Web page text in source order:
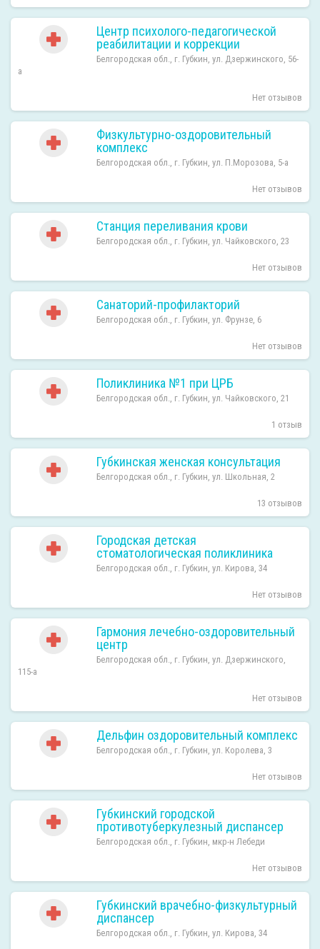
Центр психолого-педагогической
реабилитации и коррекции
Белгородская обл., г. Губкин, ул. Дзержинского, 56-
а
Нет отзывов
Физкультурно-оздоровительный
комплекс
Белгородская обл., г. Губкин, ул. П.Морозова, 5-а
Нет отзывов
Станция переливания крови
Белгородская обл., г. Губкин, ул. Чайковского, 23
Нет отзывов
Санаторий-профилакторий
Белгородская обл., г. Губкин, ул. Фрунзе, 6
Нет отзывов
Поликлиника №1 при ЦРБ
Белгородская обл., г. Губкин, ул. Чайковского, 21
1 отзыв
Губкинская женская консультация
Белгородская обл., г. Губкин, ул. Школьная, 2
13 отзывов
Городская детская
стоматологическая поликлиника
Белгородская обл., г. Губкин, ул. Кирова, 34
Нет отзывов
Гармония лечебно-оздоровительный
центр
Белгородская обл., г. Губкин, ул. Дзержинского,
115-а
Нет отзывов
Дельфин оздоровительный комплекс
Белгородская обл., г. Губкин, ул. Королева, 3
Нет отзывов
Губкинский городской
противотуберкулезный диспансер
Белгородская обл., г. Губкин, мкр-н Лебеди
Нет отзывов
Губкинский врачебно-физкультурный
диспансер
Белгородская обл., г. Губкин, ул. Кирова, 34